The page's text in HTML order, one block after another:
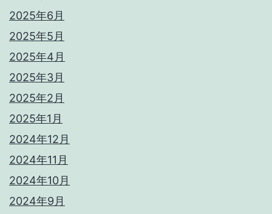
2025年6月
2025年5月
2025年4月
2025年3月
2025年2月
2025年1月
2024年12月
2024年11月
2024年10月
2024年9月